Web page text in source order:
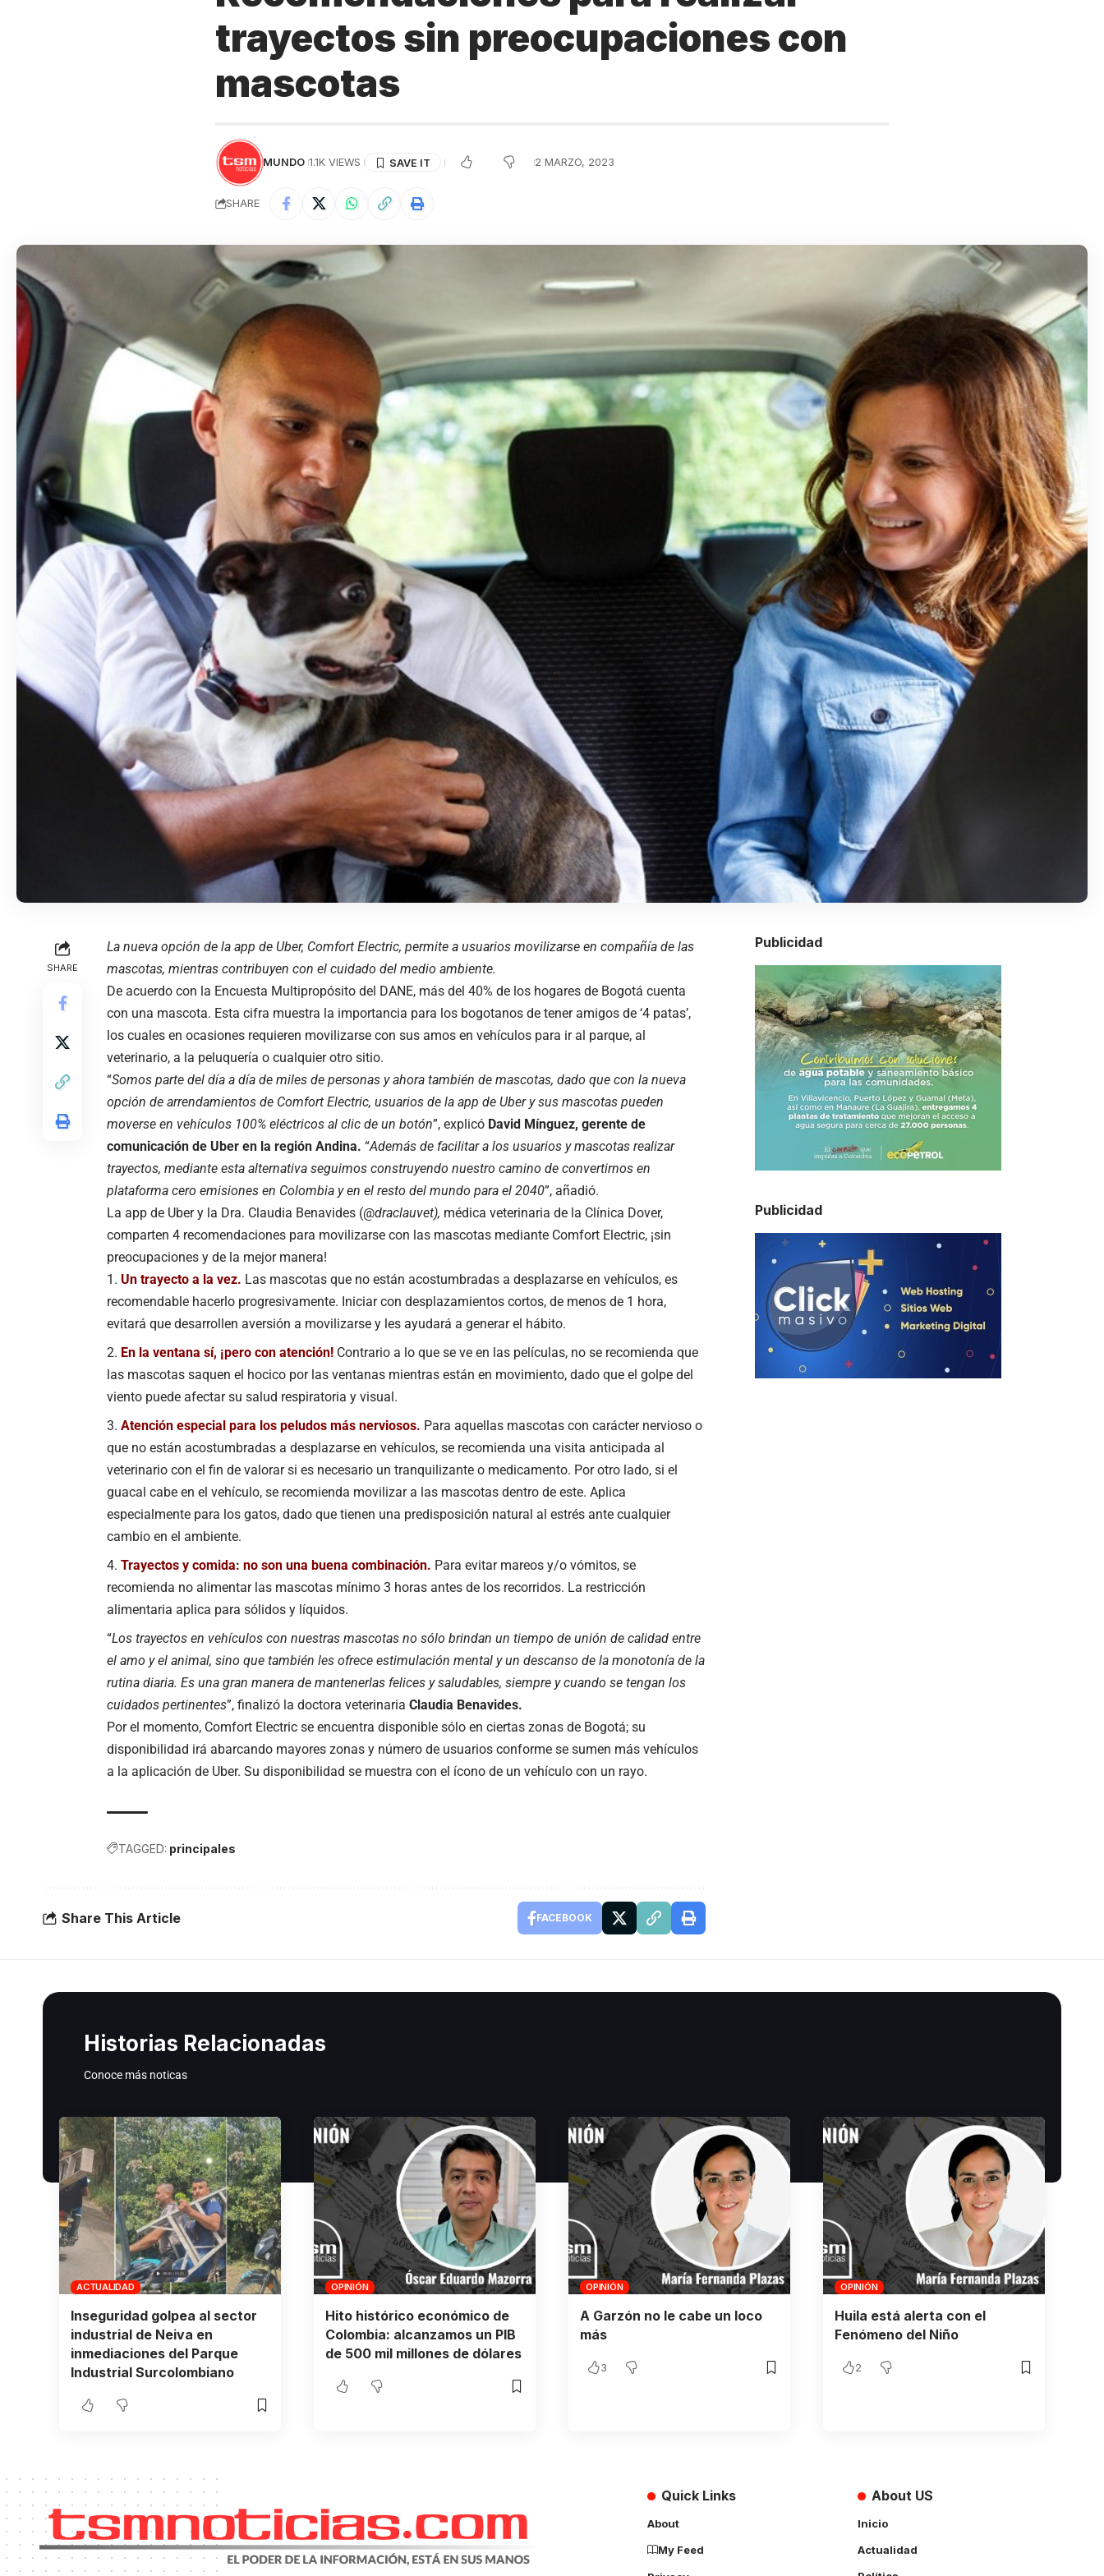
trayectos sin preocupaciones con
mascotas
MUNDO 1.1K VIEWS 2 MARZO, 2023
SHARE
SHARE
La nueva opción de la app de Uber, Comfort Electric, permite a usuarios movilizarse en compañía de las
mascotas, mientras contribuyen con el cuidado del medio ambiente.
De acuerdo con la Encuesta Multipropósito del DANE, más del 40% de los hogares de Bogotá cuenta
con una mascota. Esta cifra muestra la importancia para los bogotanos de tener amigos de ‘4 patas’,
los cuales en ocasiones requieren movilizarse con sus amos en vehículos para ir al parque, al
veterinario, a la peluquería o cualquier otro sitio.
“Somos parte del día a día de miles de personas y ahora también de mascotas, dado que con la nueva
opción de arrendamientos de Comfort Electric, usuarios de la app de Uber y sus mascotas pueden
moverse en vehículos 100% eléctricos al clic de un botón”, explicó David Mínguez, gerente de
comunicación de Uber en la región Andina. “Además de facilitar a los usuarios y mascotas realizar
trayectos, mediante esta alternativa seguimos construyendo nuestro camino de convertirnos en
plataforma cero emisiones en Colombia y en el resto del mundo para el 2040”, añadió.
La app de Uber y la Dra. Claudia Benavides (@draclauvet), médica veterinaria de la Clínica Dover,
comparten 4 recomendaciones para movilizarse con las mascotas mediante Comfort Electric, ¡sin
preocupaciones y de la mejor manera!
Un trayecto a la vez. Las mascotas que no están acostumbradas a desplazarse en vehículos, es
recomendable hacerlo progresivamente. Iniciar con desplazamientos cortos, de menos de 1 hora,
evitará que desarrollen aversión a movilizarse y les ayudará a generar el hábito.
En la ventana sí, ¡pero con atención! Contrario a lo que se ve en las películas, no se recomienda que
las mascotas saquen el hocico por las ventanas mientras están en movimiento, dado que el golpe del
viento puede afectar su salud respiratoria y visual.
Atención especial para los peludos más nerviosos. Para aquellas mascotas con carácter nervioso o
que no están acostumbradas a desplazarse en vehículos, se recomienda una visita anticipada al
veterinario con el fin de valorar si es necesario un tranquilizante o medicamento. Por otro lado, si el
guacal cabe en el vehículo, se recomienda movilizar a las mascotas dentro de este. Aplica
especialmente para los gatos, dado que tienen una predisposición natural al estrés ante cualquier
cambio en el ambiente.
Trayectos y comida: no son una buena combinación. Para evitar mareos y/o vómitos, se
recomienda no alimentar las mascotas mínimo 3 horas antes de los recorridos. La restricción
alimentaria aplica para sólidos y líquidos.
“Los trayectos en vehículos con nuestras mascotas no sólo brindan un tiempo de unión de calidad entre
el amo y el animal, sino que también les ofrece estimulación mental y un descanso de la monotonía de la
rutina diaria. Es una gran manera de mantenerlas felices y saludables, siempre y cuando se tengan los
cuidados pertinentes”, finalizó la doctora veterinaria Claudia Benavides.
Por el momento, Comfort Electric se encuentra disponible sólo en ciertas zonas de Bogotá; su
disponibilidad irá abarcando mayores zonas y número de usuarios conforme se sumen más vehículos
a la aplicación de Uber. Su disponibilidad se muestra con el ícono de un vehículo con un rayo.
TAGGED: principales
Share This Article FACEBOOK
Publicidad
Publicidad
Historias Relacionadas
Conoce más noticas
ACTUALIDAD
Inseguridad golpea al sector
industrial de Neiva en
inmediaciones del Parque
Industrial Surcolombiano
OPINIÓN
Hito histórico económico de
Colombia: alcanzamos un PIB
de 500 mil millones de dólares
OPINIÓN
A Garzón no le cabe un loco
más
3
OPINIÓN
Huila está alerta con el
Fenómeno del Niño
2
Quick Links
About
My Feed
About US
Inicio
Actualidad